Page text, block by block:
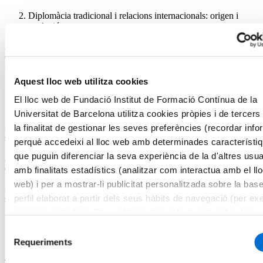
Aquest lloc web utilitza cookies
El lloc web de Fundació Institut de Formació Contínua de la
Universitat de Barcelona utilitza cookies pròpies i de tercers
la finalitat de gestionar les seves preferències (recordar
perquè accedeixi al lloc web amb determinades
que puguin diferenciar la seva experiència de la d'altres
amb finalitats estadístics (analitzar com interactua amb el
web) i per a mostrar-li publicitat personalitzada sobre la
perfil elaborat a partir dels seus hàbits de navegació (per
consentiment
Requeriments
Diplomàcia tradicional i relacions internacionals: origen i
evolució
(internacional i UE)
Acció internacional i globalització: de l’internacional al
3.1. Estudi de cas 2: Paradiplomàcia i acció exterior dels ens
subestatals
3.2. Estudi de cas 3: Diplomàcia de ciutat i internacionalització dels
ens locals
3.3. Estudi de cas 4: Cooperació descentralitzada i desenvolupament
sostenible
Noves formes de diplomàcia i internacionalització
4.1. Diplomàcia econòmica